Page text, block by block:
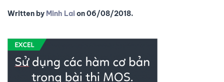
Written by Minh Laion06/08/2018.